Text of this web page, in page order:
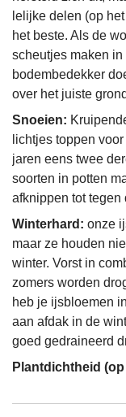
lelijke delen (op
het beste. Als de
scheutjes maken
bodembedekker
over het juiste
Snoeien:
lichtjes toppen
jaren eens twee
soorten in potten
afknippen tot tegen
Winterhard: onze
maar ze houden
winter. Vorst in
zomers worden
heb je ijsbloemen
aan afdak in de
goed gedraineerd
Plantdichtheid